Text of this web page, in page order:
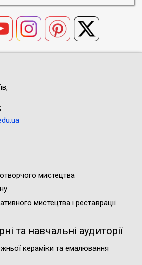
мистецтва
мистецтва і реставрації
та навчальні аудиторії
кераміки та емалювання